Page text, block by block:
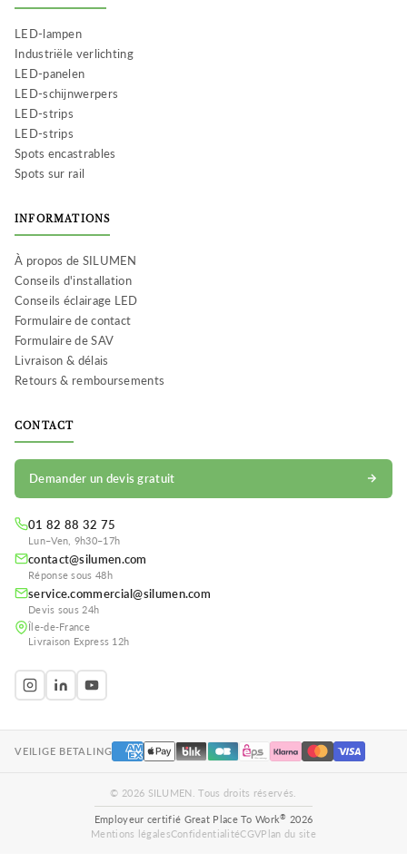
LED-lampen
Industriële verlichting
LED-panelen
LED-schijnwerpers
LED-strips
LED-strips
Spots encastrables
Spots sur rail
INFORMATIONS
À propos de SILUMEN
Conseils d'installation
Conseils éclairage LED
Formulaire de contact
Formulaire de SAV
Livraison & délais
Retours & remboursements
CONTACT
Demander un devis gratuit
01 82 88 32 75
Lun–Ven, 9h30–17h
contact@silumen.com
Réponse sous 48h
service.commercial@silumen.com
Devis sous 24h
Île-de-France
Livraison Express 12h
VEILIGE BETALING
© 2026 SILUMEN. Tous droits réservés.
Employeur certifié Great Place To Work® 2026
Mentions légalesConfidentialitéCGVPlan du site